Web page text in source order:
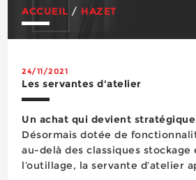
ACCUEIL / HAZET
24/11/2021
Les servantes d'atelier
Un achat qui devient
Désormais dotée de
au-delà des classiques
l’outillage, la servante d’atelier